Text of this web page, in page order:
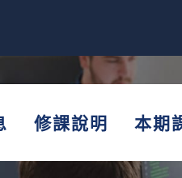
修課說明 本期